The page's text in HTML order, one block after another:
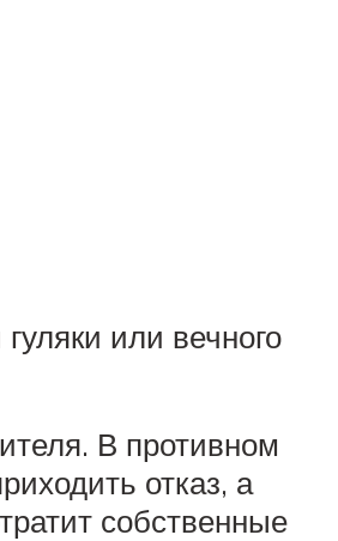
или вечного
В противном
отказ, а
собственные